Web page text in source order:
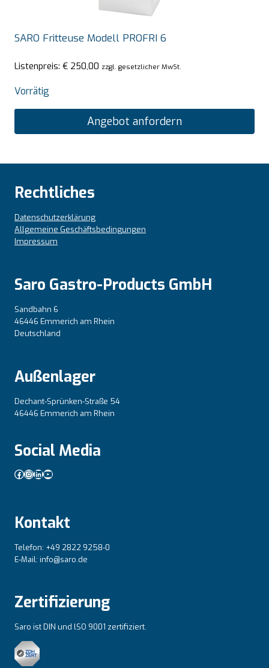
SARO Fritteuse Modell PROFRI 6
Listenpreis: € 250,00 zzgl. gesetzlicher MwSt.
Vorrätig
Angebot anfordern
Rechtliches
Datenschutzerklärung
Allgemeine Geschäftsbedingungen
Impressum
Saro Gastro-Products GmbH
Sandbahn 6
46446 Emmerich am Rhein
Deutschland
Außenlager
Dechant-Sprünken-Straße 54
46446 Emmerich am Rhein
Social Media
Facebook
Instagram
LinkedIn
YouTube
Kontakt
Telefon: +49 2822 9258-0
E-Mail: info@saro.de
Zertifizierung
Saro ist DIN und lSO 9001 zertifiziert.